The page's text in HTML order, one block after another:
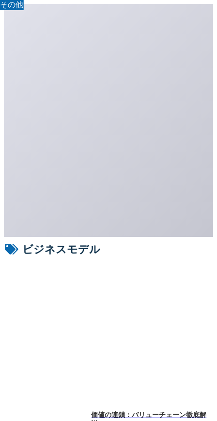
ビジネスモデル
その他
価値の連鎖：バリューチェーン徹底解
AI活用
その他
その他
その他
その他